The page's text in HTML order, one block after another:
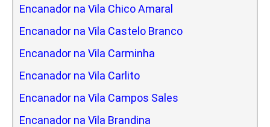
Encanador na Vila Chico Amaral
Encanador na Vila Castelo Branco
Encanador na Vila Carminha
Encanador na Vila Carlito
Encanador na Vila Campos Sales
Encanador na Vila Brandina